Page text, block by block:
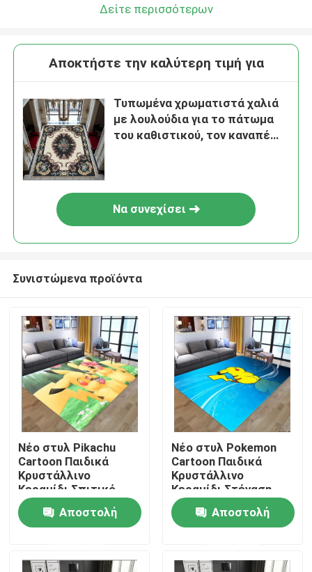
Σπίτι
ΠΡΟΪΟΝΤΑ
βίντεο
Δείτε περισσότερων
Αποκτήστε την καλύτερη τιμή για
Τυπωμένα χρωματιστά χαλιά
με λουλούδια για το πάτωμα
του καθιστικού, τον καναπέ
Να συνεχίσει
Συνιστώμενα προϊόντα
Νέο στυλ Pikachu
Cartoon Παιδικά
Κρυστάλλινο
Κεραμίδι Σπιτικό,
Κοιτώριο Σπιτικό
Σώμα Γόμα χαλιά
Αποστολή
Νέο στυλ Pokemon
Cartoon Παιδικά
Κρυστάλλινο
Κεραμίδι Στέγαση,
Κοιτώριο Στέγαση
Σώμα Γόμα χαλιά
Αποστολή